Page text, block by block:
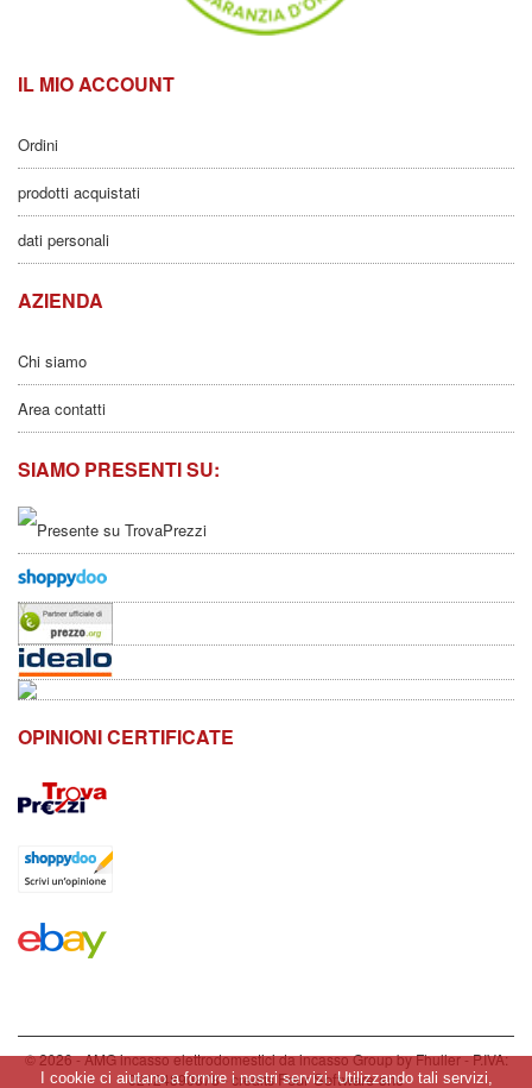
IL MIO ACCOUNT
Ordini
prodotti acquistati
dati personali
AZIENDA
Chi siamo
Area contatti
SIAMO PRESENTI SU:
OPINIONI CERTIFICATE
© 2026 - AMG incasso elettrodomestici da incasso Group by Fhuller - P.IVA:
02124890878 - creditsFour Software snc
I cookie ci aiutano a fornire i nostri servizi. Utilizzando tali servizi,